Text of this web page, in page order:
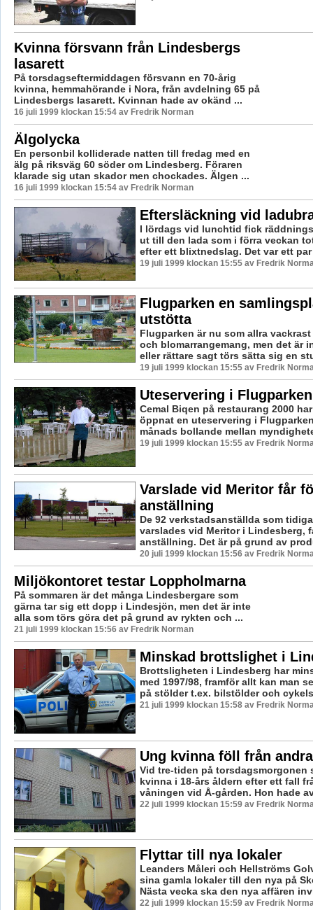
Kvinna försvann från Lindesbergs
lasarett
På torsdagseftermiddagen försvann en 70-årig
kvinna, hemmahörande i Nora, från avdelning 65 på
Lindesbergs lasarett. Kvinnan hade av okänd ...
16 juli 1999 klockan 15:54 av Fredrik Norman
Älgolycka
En personbil kolliderade natten till fredag med en
älg på riksväg 60 söder om Lindesberg. Föraren
klarade sig utan skador men chockades. Älgen ...
16 juli 1999 klockan 15:54 av Fredrik Norman
Eftersläckning vid
I lördags vid lunchtid fick
ut till den lada som i förra veckan
efter ett blixtnedslag. Det var ett par
19 juli 1999 klockan 15:55 av Fredrik
Flugparken en
utstötta
Flugparken är nu som allra
och blomarrangemang, men det är
eller rättare sagt törs sätta sig en
19 juli 1999 klockan 15:55 av Fredrik
Uteservering i Flugparken
Cemal Biqen på restaurang 2000
öppnat en uteservering i
månads bollande mellan
19 juli 1999 klockan 15:55 av Fredrik
Varslade vid Meritor får
anställning
De 92 verkstadsanställda som
varslades vid Meritor i Lindesberg,
anställning. Det är på grund av
20 juli 1999 klockan 15:56 av Fredrik
Miljökontoret testar Loppholmarna
På sommaren är det många Lindesbergare som
gärna tar sig ett dopp i Lindesjön, men det är inte
alla som törs göra det på grund av rykten och ...
21 juli 1999 klockan 15:56 av Fredrik Norman
Minskad brottslighet i
Brottsligheten i Lindesberg har
med 1997/98, framför allt kan man
på stölder t.ex. bilstölder och
21 juli 1999 klockan 15:58 av Fredrik
Ung kvinna föll från
Vid tre-tiden på torsdagsmorgonen
kvinna i 18-års åldern efter ett fall
våningen vid Å-gården. Hon hade
22 juli 1999 klockan 15:59 av Fredrik
Flyttar till nya lokaler
Leanders Måleri och Hellströms
sina gamla lokaler till den nya på
Nästa vecka ska den nya affären
22 juli 1999 klockan 15:59 av Fredrik